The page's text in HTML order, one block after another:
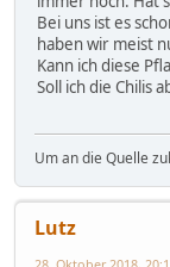
Bei uns ist es
haben wir meist
Kann ich diese
Soll ich die Chilis
Um an die Quelle
Lutz